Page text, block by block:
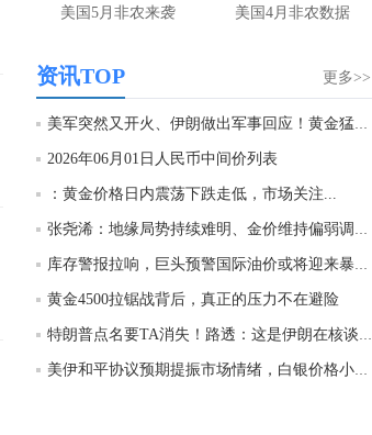
徐文婷：
时指导， 关注老师财经号主页：
http://mp.cnfol.com/user/58676
匿名网友-中金在线手机网： 止损多少 老师
徐文婷：7美金
度。70一50？。
徐文婷：带上止损博弈，实时指导， 关注老
师财经号主页：http://mp.cnfol.com/user/58676
匿名网友-中金在线手机网： 老师好，金现在
美国5月非农来袭 美国4月非农数据
更多>>
资讯TOP
美军突然又开火、伊朗做出军事回应！黄金猛烈抛...
2026年06月01日人民币中间价列表
：黄金价格日内震荡下跌走低，市场关注...
张尧浠：地缘局势持续难明、金价维持偏弱调整趋...
库存警报拉响，巨头预警国际油价或将迎来暴涨行...
黄金4500拉锯战背后，真正的压力不在避险
特朗普点名要TA消失！路透：这是伊朗在核谈判中...
美伊和平协议预期提振市场情绪，白银价格小幅反...